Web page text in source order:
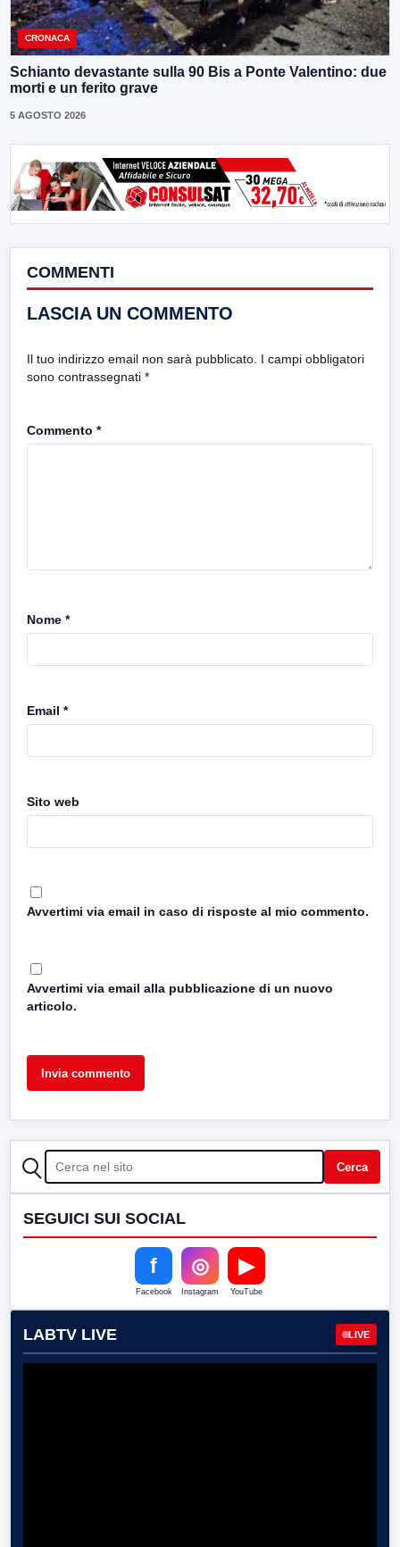
CRONACA
Schianto devastante sulla 90 Bis a Ponte Valentino: due
morti e un ferito grave
5 AGOSTO 2026
COMMENTI
LASCIA UN COMMENTO
Il tuo indirizzo email non sarà pubblicato. I campi obbligatori
sono contrassegnati *
Commento *
Nome *
Email *
Sito web
Avvertimi via email in caso di risposte al mio commento.
Avvertimi via email alla pubblicazione di un nuovo
articolo.
CERCA Cerca
SEGUICI SUI SOCIAL
f
Facebook
◎
Instagram
▶
YouTube
LABTV LIVE LIVE